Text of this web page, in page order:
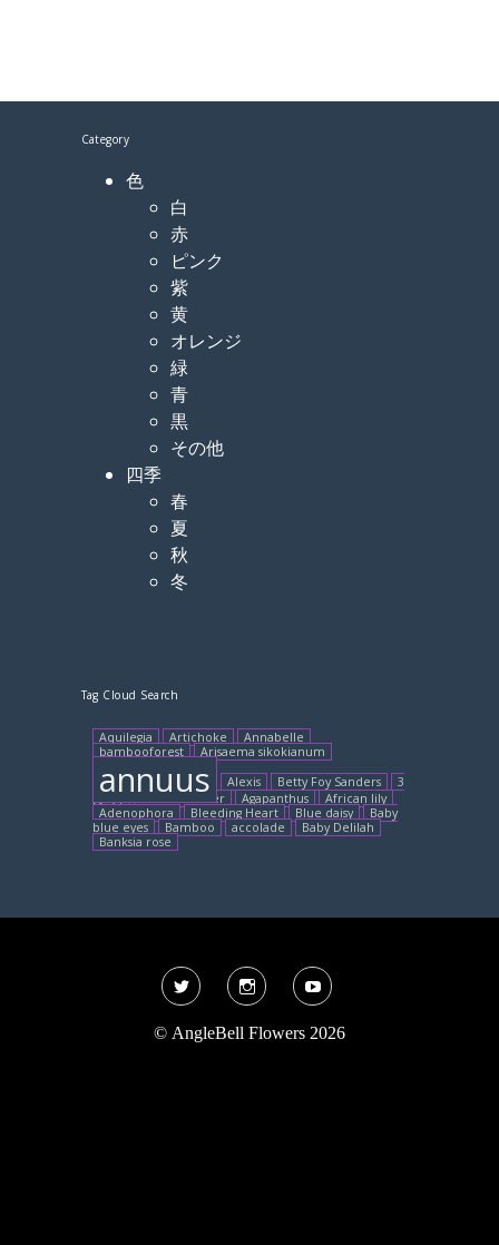
Category
色
白
赤
ピンク
紫
黄
オレンジ
緑
青
黒
その他
四季
春
夏
秋
冬
Tag Cloud Search
Aquilegia Artichoke
Annabelle
bambooforest
Arisaema sikokianum
annuus Alexis Betty Foy Sanders
3
Balloon flower Agapanthus
African lily
Adenophora
Bleeding Heart Blue daisy
Baby
blue eyes
Bamboo accolade
Baby Delilah
Banksia rose
© AngleBell Flowers 2026